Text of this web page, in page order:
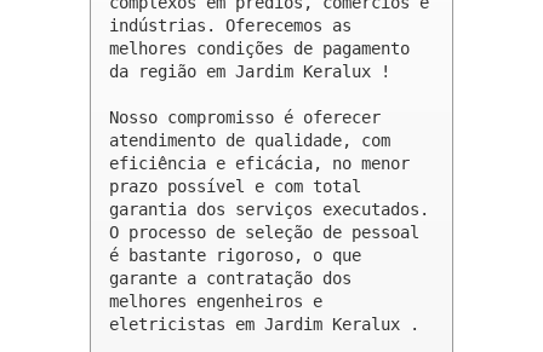
indústrias. Oferecemos as
melhores condições de pagamento
da região em Jardim Keralux !
Nosso compromisso é oferecer
atendimento de qualidade, com
eficiência e eficácia, no menor
prazo possível e com total
garantia dos serviços executados.
O processo de seleção de pessoal
é bastante rigoroso, o que
garante a contratação dos
melhores engenheiros e
eletricistas em Jardim Keralux .